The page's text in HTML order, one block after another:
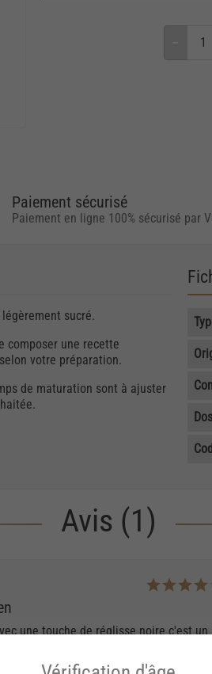
Paiement sécurisé
Paiement en ligne 100% sécurisé par
sucré.
composer une recette
votre préparation.
de maturation sont à ajuster
Avis (1)
une touche de réglisse noire c'est
peu élevé.